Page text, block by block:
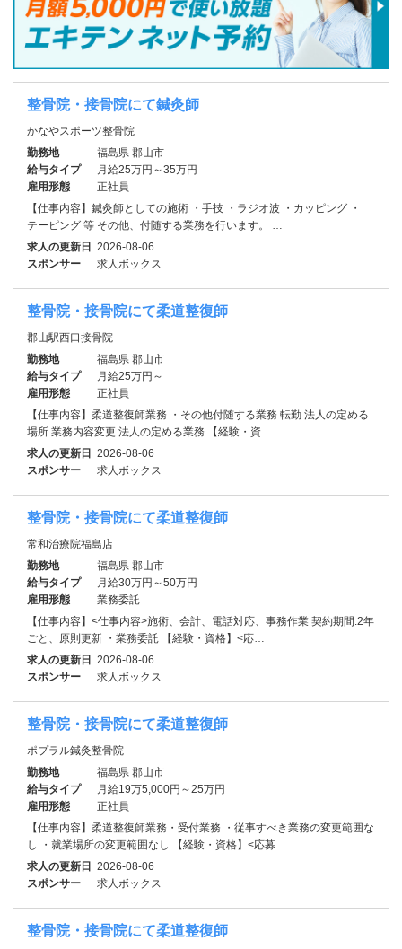
整骨院・接骨院にて鍼灸師
かなやスポーツ整骨院
勤務地
福島県 郡山市
給与タイプ
月給25万円～35万円
雇用形態
正社員
【仕事内容】鍼灸師としての施術 ・手技 ・ラジオ波 ・カッピング ・
テーピング 等 その他、付随する業務を行います。 …
求人の更新日 2026-08-06
スポンサー
求人ボックス
整骨院・接骨院にて柔道整復師
郡山駅西口接骨院
勤務地
福島県 郡山市
給与タイプ
月給25万円～
雇用形態
正社員
【仕事内容】柔道整復師業務 ・その他付随する業務 転勤 法人の定める
場所 業務内容変更 法人の定める業務 【経験・資…
求人の更新日 2026-08-06
スポンサー
求人ボックス
整骨院・接骨院にて柔道整復師
常和治療院福島店
勤務地
福島県 郡山市
給与タイプ
月給30万円～50万円
雇用形態
業務委託
【仕事内容】<仕事内容>施術、会計、電話対応、事務作業 契約期間:2年
ごと、原則更新 ・業務委託 【経験・資格】<応…
求人の更新日 2026-08-06
スポンサー
求人ボックス
整骨院・接骨院にて柔道整復師
ポプラル鍼灸整骨院
勤務地
福島県 郡山市
給与タイプ
月給19万5,000円～25万円
雇用形態
正社員
【仕事内容】柔道整復師業務・受付業務 ・従事すべき業務の変更範囲な
し ・就業場所の変更範囲なし 【経験・資格】<応募…
求人の更新日 2026-08-06
スポンサー
求人ボックス
整骨院・接骨院にて柔道整復師